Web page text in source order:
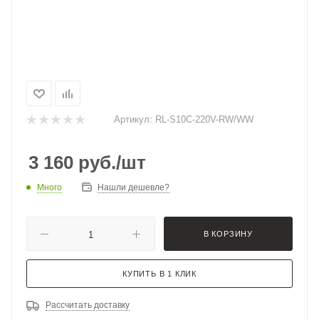
Артикул: RL-S10C-220V-RW/WW
3 160 руб./шт
Много Нашли дешевле?
В КОРЗИНУ
КУПИТЬ В 1 КЛИК
Рассчитать доставку